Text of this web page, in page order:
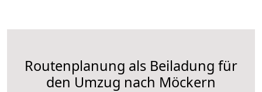
Routenplanung als Beiladung für
den Umzug nach Möckern